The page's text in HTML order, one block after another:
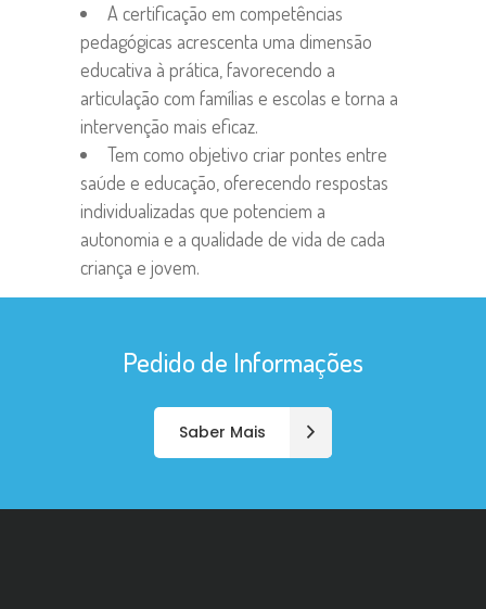
A certificação em competências
pedagógicas acrescenta uma dimensão
educativa à prática, favorecendo a
articulação com famílias e escolas e torna a
intervenção mais eficaz.
Tem como objetivo criar pontes entre
saúde e educação, oferecendo respostas
individualizadas que potenciem a
autonomia e a qualidade de vida de cada
criança e jovem.
Pedido de Informações
Saber Mais